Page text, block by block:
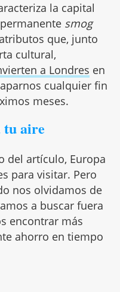
la capital
smog
que, junto
cultural,
a Londres en
cualquier fin
meses.
tu aire
del artículo, Europa
para visitar. Pero
nos olvidamos de
a buscar fuera
encontrar más
ahorro en tiempo